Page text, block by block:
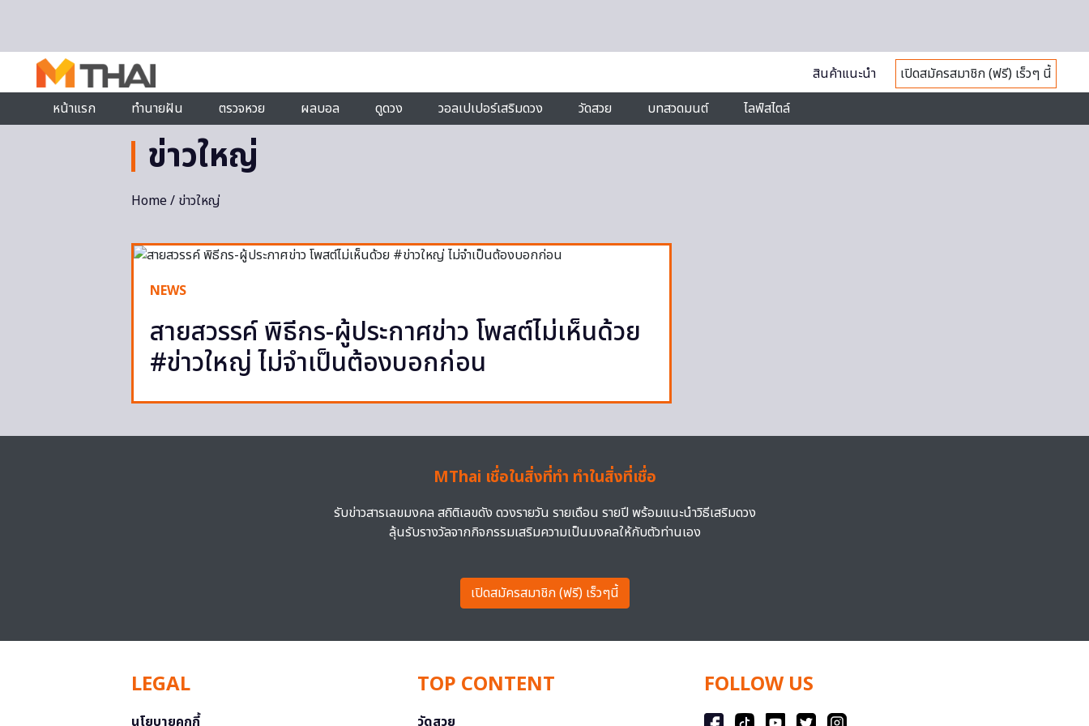
สินค้าแนะนำ
เปิดสมัครสมาชิก (ฟรี) เร็วๆ นี้
หน้าแรก
ทำนายฝัน ตรวจหวย ผลบอล ดูดวง วอลเปเปอร์เสริมดวง วัดสวย บทสวดมนต์ ไลฟ์สไตล์
ข่าวใหญ่
Home/ ข่าวใหญ่
NEWS
สายสวรรค์ พิธีกร-ผู้ประกาศข่าว โพสต์ไม่เห็นด้วย
#ข่าวใหญ่ ไม่จำเป็นต้องบอกก่อน
MThai เชื่อในสิ่งที่ทำ ทำในสิ่งที่เชื่อ
รับข่าวสารเลขมงคล สถิติเลขดัง ดวงรายวัน รายเดือน รายปี พร้อมแนะนำวิธีเสริมดวง
ลุ้นรับรางวัลจากกิจกรรมเสริมความเป็นมงคลให้กับตัวท่านเอง
เปิดสมัครสมาชิก (ฟรี) เร็วๆนี้
LEGAL
นโยบายคุกกี้
TOP CONTENT
วัดสวย
FOLLOW US